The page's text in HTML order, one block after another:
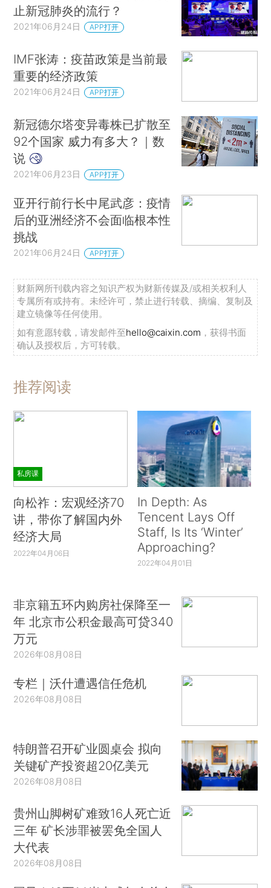
止新冠肺炎的流行？
2021年06月24日 APP打开
IMF张涛：疫苗政策是当前最
重要的经济政策
2021年06月24日 APP打开
新冠德尔塔变异毒株已扩散至
92个国家 威力有多大？｜数
说
2021年06月23日 APP打开
亚开行前行长中尾武彦：疫情
后的亚洲经济不会面临根本性
挑战
2021年06月24日 APP打开
财新网所刊载内容之知识产权为财新传媒及/或相关权利人
专属所有或持有。未经许可，禁止进行转载、摘编、复制及
建立镜像等任何使用。
如有意愿转载，请发邮件至hello@caixin.com ，获得书面
确认及授权后，方可转载。
推荐阅读
私房课
向松祚：宏观经济70
讲，带你了解国内外
经济大局
2022年04月06日
In Depth: As
Tencent Lays Off
Staff, Is Its ‘Winter’
Approaching?
2022年04月01日
非京籍五环内购房社保降至一
年 北京市公积金最高可贷340
万元
2026年08月08日
专栏｜沃什遭遇信任危机
2026年08月08日
特朗普召开矿业圆桌会 拟向
关键矿产投资超20亿美元
2026年08月08日
贵州山脚树矿难致16人死亡近
三年 矿长涉罪被罢免全国人
大代表
2026年08月08日